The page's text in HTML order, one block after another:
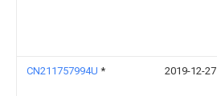
CN211757994U * 2019-12-27